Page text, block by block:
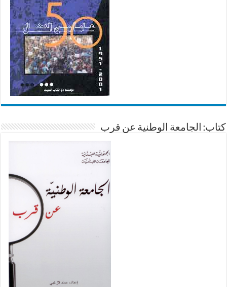
كتاب: الجامعة الوطنية عن قرب